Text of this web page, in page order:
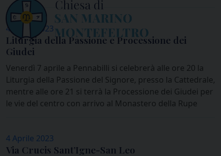
4 Aprile 2023
Liturgia della Passione e Processione dei
Giudei
Venerdì 7 aprile a Pennabilli si celebrerà alle ore 20 la
Liturgia della Passione del Signore, presso la Cattedrale,
mentre alle ore 21 si terrà la Processione dei Giudei per
le vie del centro con arrivo al Monastero della Rupe
4 Aprile 2023
Via Crucis Sant’Igne-San Leo